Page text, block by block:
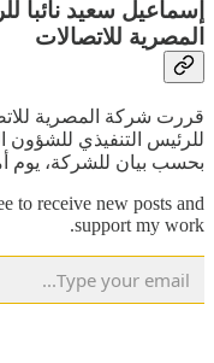
إسماعيل سعيد نائبا
المصرية للاتصالات
قررت شركة المصرية
بحسب بيان للشركة، يوم
to receive new posts and
support my work.